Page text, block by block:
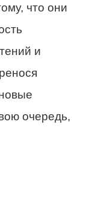
что они
и
очередь,